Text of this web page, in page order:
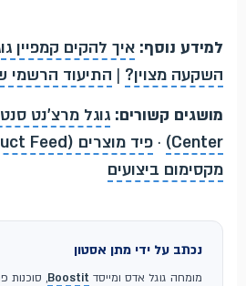
למידע נוסף: איך להקים קמפיין
השקעה מצוין? | התיעוד הרשמי
מושגים קשורים:
Center)
· פיד מוצרים (Product Feed)
מקסימום ביצועים
נכתב על ידי מתן אסטון
מומחה גוגל אדס ומייסד Boostit, סוכנות